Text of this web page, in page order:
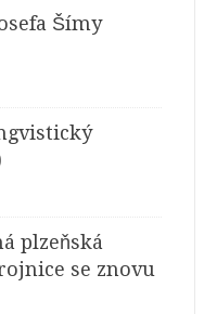
Šímy
plzeňská
se znovu